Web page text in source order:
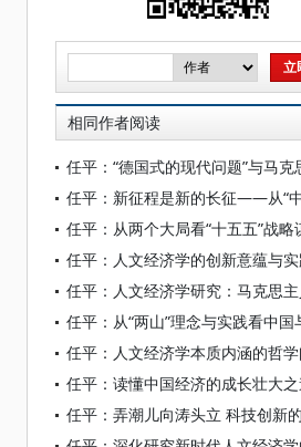
相同作者阅读
任平：从两个大局看“十五五”战略
任平：人文经济学的创新意蕴与
任平：从“两山”理念与实践看中国
任平：人文经济学本质内涵的哲
任平：读懂中国经济的成长壮大